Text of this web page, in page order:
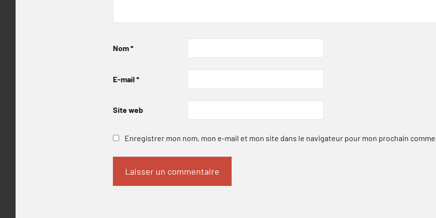
Nom*
E-mail *
Site web
Enregistrer mon nom, mon e-mail et mon site dans le navigateur pour mon prochain